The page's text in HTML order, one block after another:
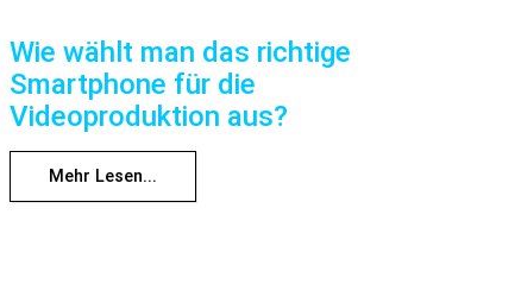
Wie wählt man das richtige
Smartphone für die
Videoproduktion aus?
Mehr Lesen...